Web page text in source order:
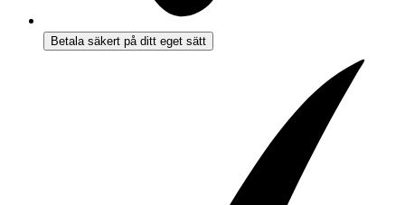
Betala säkert på ditt eget sätt